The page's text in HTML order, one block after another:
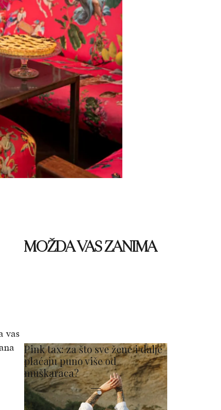
vas
MOŽDA VAS ZANIMA
Pink tax: za što sve žene i dalje
plaćaju puno više od
muškaraca?